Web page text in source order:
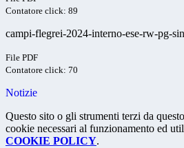
Contatore click: 89
campi-flegrei-2024-interno-ese-rw-pg-
File PDF
Contatore click: 70
Notizie
Questo sito o gli strumenti terzi da
cookie necessari al funzionamento ed
COOKIE POLICY.